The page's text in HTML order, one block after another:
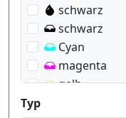
schwarz
schwarz
Cyan
magenta
gelb
Typ